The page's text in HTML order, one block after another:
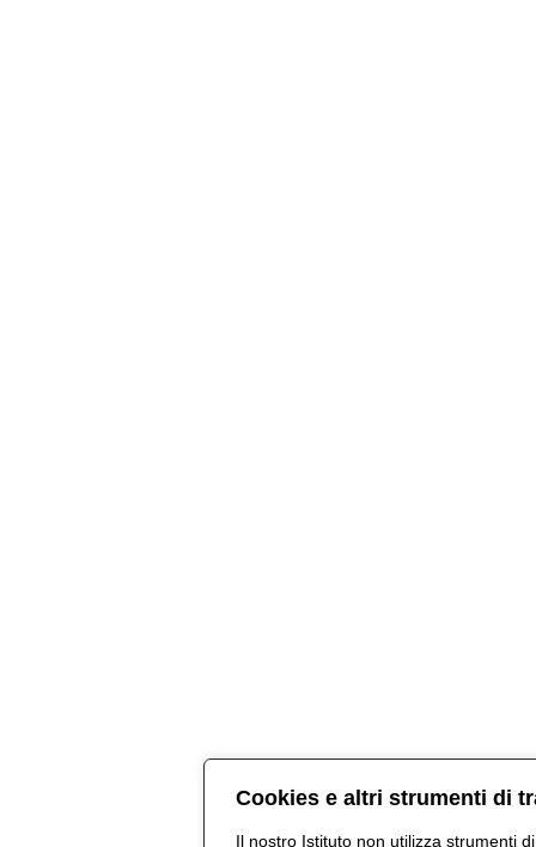
Cookies e altri strumenti di
Il nostro Istituto non utilizza strumenti